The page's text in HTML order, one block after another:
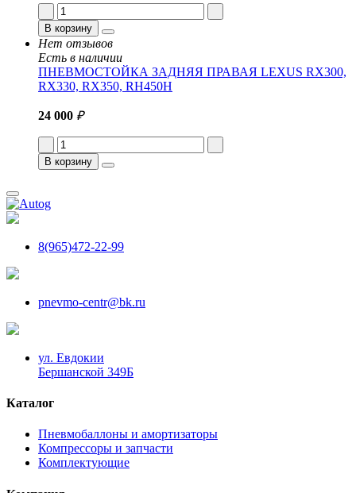
В корзину
Нет отзывов
Есть в наличии
ПНЕВМОСТОЙКА ЗАДНЯЯ ПРАВАЯ LEXUS RX300,
RX330, RX350, RH450H
24 000 ₽
В корзину
8(965)472-22-99
pnevmo-centr@bk.ru
ул. Евдокии
Бершанской 349Б
Каталог
Пневмобаллоны и амортизаторы
Компрессоры и запчасти
Комплектующие